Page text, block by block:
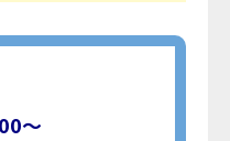
～